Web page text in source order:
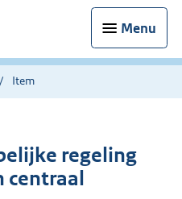
Menu
Item
regeling
centraal